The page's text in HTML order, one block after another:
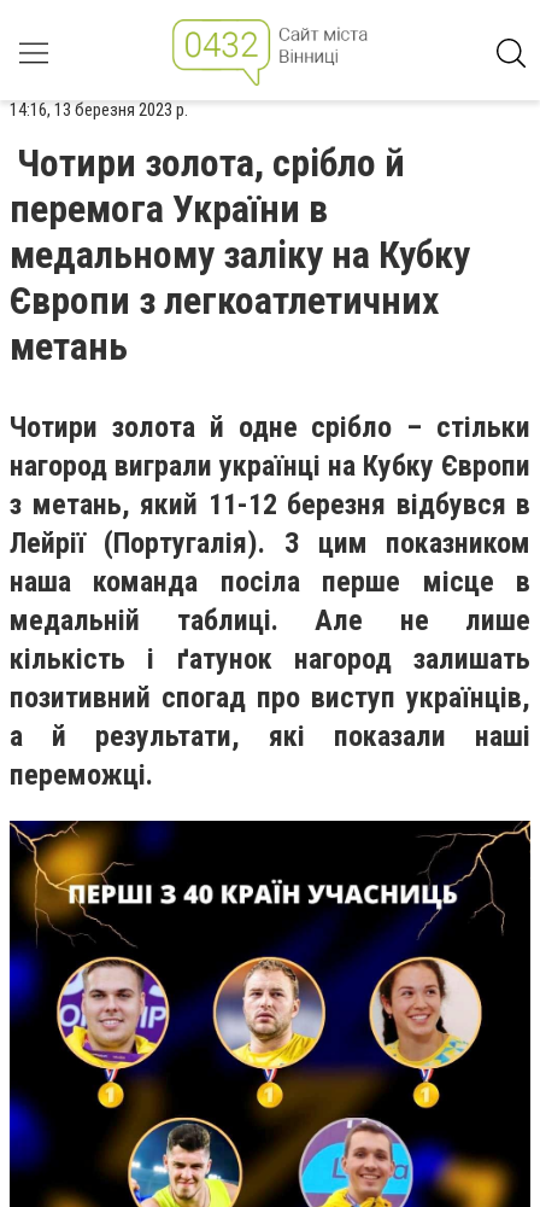
14:16, 13 березня 2023 р.
Чотири золота, срібло й
перемога України в
медальному заліку на Кубку
Європи з легкоатлетичних
метань
Чотири золота й одне срібло – стільки
нагород виграли українці на Кубку Європи
з метань, який 11-12 березня відбувся в
Лейрії (Португалія). З цим показником
наша команда посіла перше місце в
медальній таблиці. Але не лише
кількість і ґатунок нагород залишать
позитивний спогад про виступ українців,
а й результати, які показали наші
переможці.